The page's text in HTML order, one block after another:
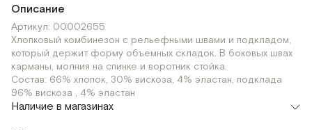
Описание
Артикул: 00002655
Хлопковый комбинезон с рельефными швами и подкладом,
который держит форму объемных складок. В боковых швах
карманы, молния на спинке и воротник стойка.
Состав: 66% хлопок, 30% вискоза, 4% эластан, подклада
96% вискоза , 4% эластан
Наличие в магазинах
Флагман